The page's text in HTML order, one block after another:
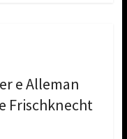
e Alleman
Frischknecht